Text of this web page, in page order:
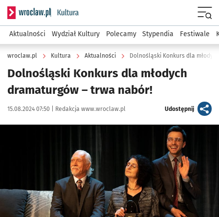
Serwis informacyjny wroclaw.pl podserwis: Kultura
Aktualności Wydział Kultury Polecamy Stypendia Festiwale
wroclaw.pl Kultura Aktualności Dolnośląski Konkurs dla
Dolnośląski Konkurs dla młodych
dramaturgów – trwa nabór!
Data publikacji:
15.08.2024 07:50 | Autor:
Redakcja www.wroclaw.pl Udostępnijartykuł